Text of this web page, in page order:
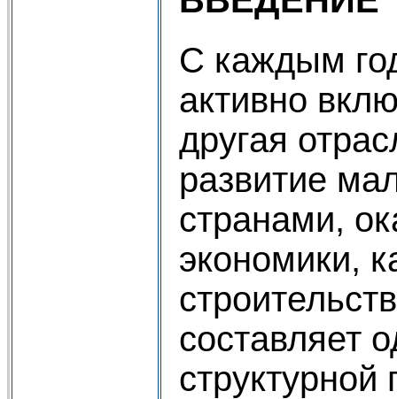
С каждым
активно
другая
развитие
странами,
экономики,
составляет